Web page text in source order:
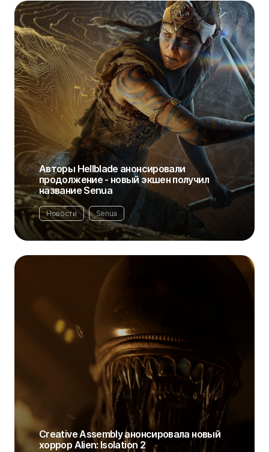
Авторы Hellblade анонсировали
продолжение - новый экшен получил
название Senua
Новости Senua
Creative Assembly анонсировала новый
хоррор Alien: Isolation 2